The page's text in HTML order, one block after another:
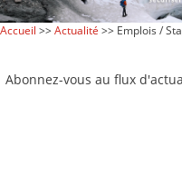
Accueil >>Actualité >> Emplois /
Abonnez-vous au flux